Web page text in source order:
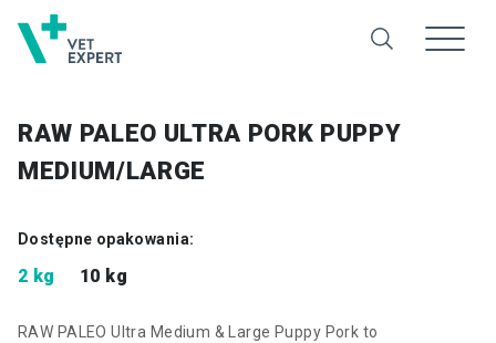
RAW PALEO ULTRA PORK PUPPY
MEDIUM/LARGE
Dostępne opakowania:
2 kg 10 kg
RAW PALEO Ultra Medium & Large Puppy Pork to